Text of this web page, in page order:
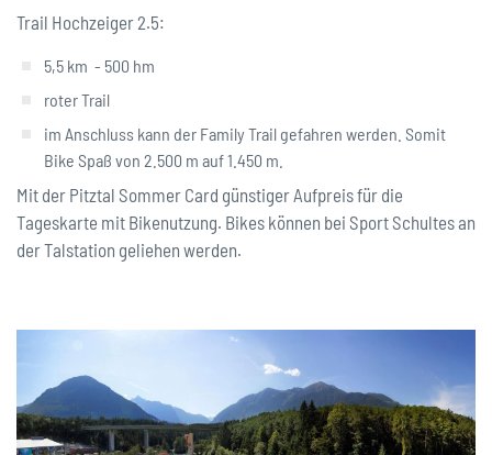
Trail Hochzeiger 2.5:
5,5 km - 500 hm
roter Trail
im Anschluss kann der Family Trail gefahren werden. Somit
Bike Spaß von 2.500 m auf 1.450 m.
Mit der Pitztal Sommer Card günstiger Aufpreis für die
Tageskarte mit Bikenutzung. Bikes können bei Sport Schultes an
der Talstation geliehen werden.